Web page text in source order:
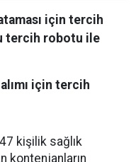
için tercih
tercih robotu ile
için tercih
kişilik sağlık
kontenjanların